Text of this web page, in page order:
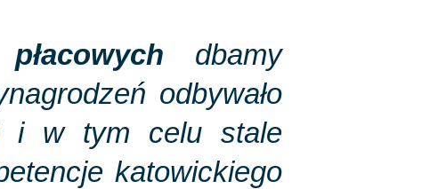
dbamy
odbywało
i w tym celu stale
katowickiego